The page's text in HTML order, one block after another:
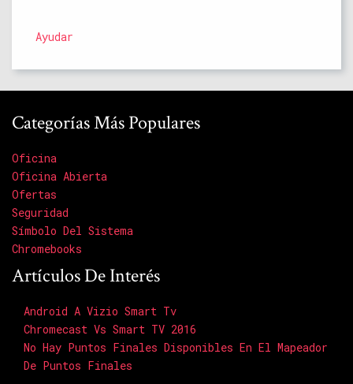
Ayudar
Categorías Más Populares
Oficina
Oficina Abierta
Ofertas
Seguridad
Símbolo Del Sistema
Chromebooks
Artículos De Interés
Android A Vizio Smart Tv
Chromecast Vs Smart TV 2016
No Hay Puntos Finales Disponibles En El Mapeador
De Puntos Finales